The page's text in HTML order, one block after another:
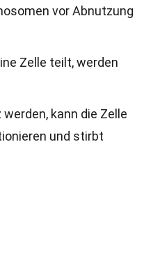
vor Abnutzung
Zelle teilt, werden
kann die Zelle
und stirbt